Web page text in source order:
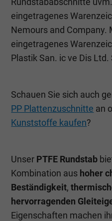
eingetragenes
Nemours and Company.
eingetragenes
Plastik San. ic ve Dis
Schauen Sie sich auch
PP Plattenzuschnitte an
Kunststoffe kaufen?
Unser PTFE Rundstab
Kombination aus hoher
Beständigkeit,
hervorragenden
Eigenschaften machen